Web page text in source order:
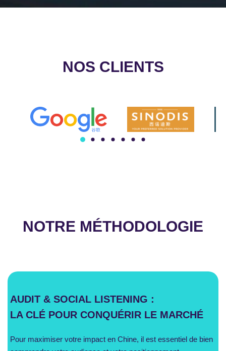
NOS CLIENTS
NOTRE MÉTHODOLOGIE
AUDIT & SOCIAL LISTENING :
LA CLÉ POUR CONQUÉRIR LE MARCHÉ
Pour maximiser votre impact en Chine, il est essentiel de bien